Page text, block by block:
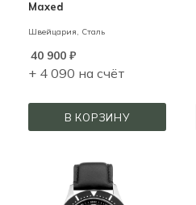
Maxed
Швейцария, Сталь
40 900 ₽
+ 4 090 на счёт
В КОРЗИНУ